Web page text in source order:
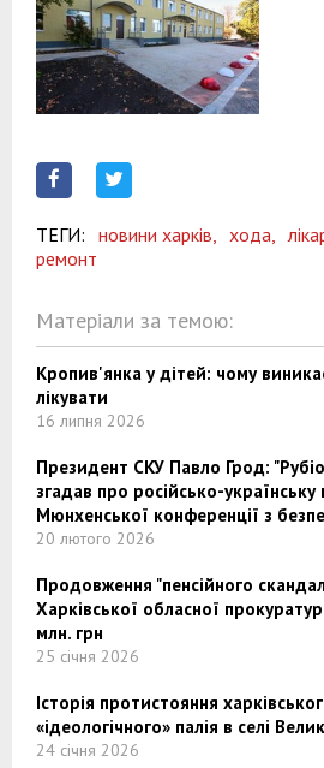
ТЕГИ: новини харків, хода,
ремонт
Матеріали за темою:
Кропив'янка у дітей: чому
лікувати
16 липня 2026
Президент СКУ Павло Грод:
згадав про російсько-українську
Мюнхенської конференції з
20 лютого 2026
Продовження "пенсійного
Харківської обласної
млн. грн
25 січня 2026
Історія протистояння
«ідеологічного» палія в селі
24 січня 2026